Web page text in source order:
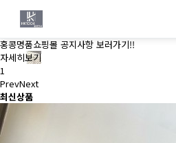
홍콩명품쇼핑몰 공지사항 보러가기!!
자세히보기
1
PrevNext
최신상품